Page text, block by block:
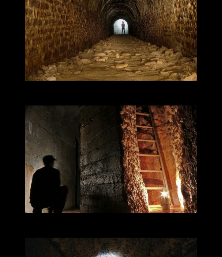
LES FANTASQUES ET ARÊTES DE POISSON
LA COLLINE DE LA CROIX ROUSSE